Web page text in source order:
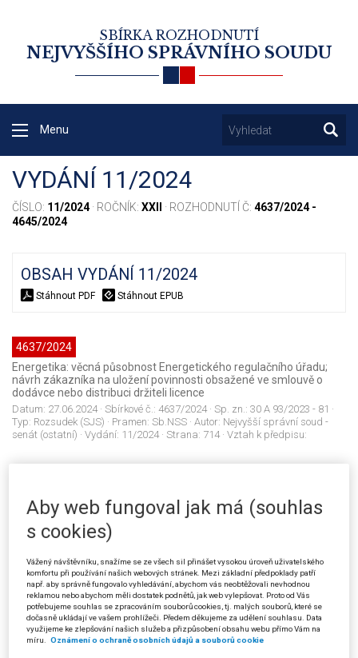
SBÍRKA ROZHODNUTÍ
NEJVYŠŠÍHO SPRÁVNÍHO SOUDU
Menu
VYDÁNÍ 11/2024
ČÍSLO: 11/2024· ROČNÍK: XXII · ROZHODNUTÍ Č: 4637/2024 -
4645/2024
OBSAH VYDÁNÍ 11/2024
Stáhnout PDF Stáhnout EPUB
4637/2024
Energetika: věcná působnost Energetického regulačního úřadu;
návrh zákazníka na uložení povinnosti obsažené ve smlouvě o
dodávce nebo distribuci držiteli licence
Datum: 27.06.2024· Sbírkové č.: 4637/2024· Sp. zn.: 30 A 93/2023 - 81 ·
Typ: Rozsudek (SJS) · Pramen: Sb.NSS · Autor: Nejvyšší správní soud -
senát (ostatní) · Vydání: 11/2024· Strana: 714· Vztah k předpisu:
Dočasná ochrana: udělení víza k pobytu nad 90 dnů v jiném státě
jako důvod zániku oprávnění k pobytu za účelem dočasné ochrany
Datum:05.09.2024· Sbírkové č.:
senát (ostatní)· Vydání:11/2024· Strana:721· Vztah k předpisu:
4639/2024
Shromažďovací právo: skutečný účel shromáždění; víceznačné
Aby web fungoval jak má (souhlas
s cookies)
Vážený návštěvníku, snažíme se ze všech sil přinášet vysokou úroveň uživatelského
komfortu při používání našich webových stránek. Mezi základní předpoklady patří
např. aby správně fungovalo vyhledávání, abychom vás neobtěžovali nevhodnou
reklamou nebo abychom měli dostatek podnětů, jak web vylepšovat. Proto od Vás
potřebujeme souhlas se zpracováním souborů cookies, tj. malých souborů, které se
dočasně ukládají ve vašem prohlížeči. Předem děkujeme za udělení souhlasu. Data
využijeme ke zlepšování našich služeb a přizpůsobení obsahu webu přímo Vám na
míru.
Oznámení o ochraně osobních údajů a souborů cookie